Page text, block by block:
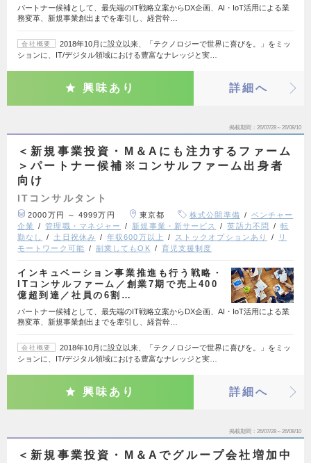
パートナー候補として、最先端のIT戦略立案からDX企画、AI・IoT活用による業
務変革、新規事業創出までを牽引し、経営幹…
会社概要
2018年10月に設立以来、「テクノロジーで世界に喜びを。」をミッ
ションに、IT/デジタル領域における豊富なナレッジと実…
興味あり 詳細へ
掲載期間 26/07/28～26/08/10
＜新規事業投資・M＆Aにも注力するファーム
＞パートナー候補※コンサルファーム出身者
向け
ITコンサルタント
2000万円 ～ 4999万円 東京都 株式公開準備
ベンチャー
企業
管理職・マネジャー 新規事業・新サービス 英語力不問
転
勤なし
土日祝休み 年収600万以上 ストックオプションあり
リ
モートワーク可能
副業してもOK 育児支援制度
インキュベーション事業推進も行う戦略・
ITコンサルファーム／創業7期で売上400
億超到達／社員の6割…
パートナー候補として、最先端のIT戦略立案からDX企画、AI・IoT活用による業
務変革、新規事業創出までを牽引し、経営幹…
会社概要
2018年10月に設立以来、「テクノロジーで世界に喜びを。」をミッ
ションに、IT/デジタル領域における豊富なナレッジと実…
興味あり 詳細へ
掲載期間 26/07/28～26/08/10
＜新規事業投資・M＆Aでグループ会社増加中